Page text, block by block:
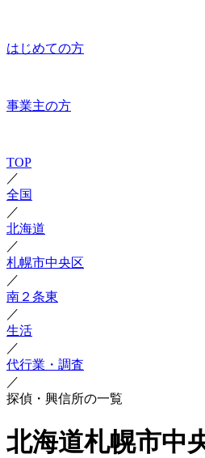
はじめての方
事業主の方
TOP
／
全国
／
北海道
／
札幌市中央区
／
南２条東
／
生活
／
代行業・調査
／
探偵・興信所の一覧
北海道札幌市中